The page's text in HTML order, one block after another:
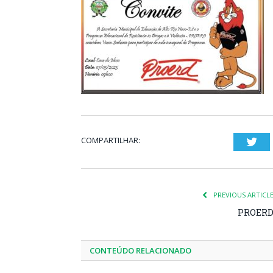
COMPARTILHAR:
PREVIOUS ARTICLE
PROERD
CONTEÚDO RELACIONADO